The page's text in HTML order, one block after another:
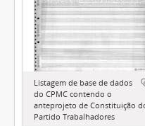
Listagem de base de dados
do CPMC contendo o
anteprojeto de Constituição
Partido Trabalhadores